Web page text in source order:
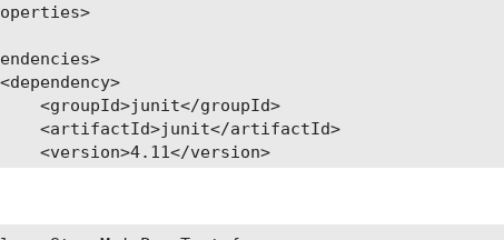
<groupId>junit</groupId>
<artifactId>junit</artifactId>
<version>4.11</version>